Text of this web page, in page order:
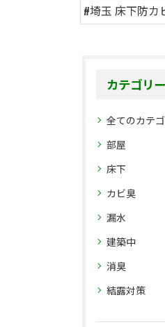
#埼玉 床下防カ
カテゴリー
全てのカテ
部屋
床下
カビ臭
漏水
建築中
消臭
結露対策